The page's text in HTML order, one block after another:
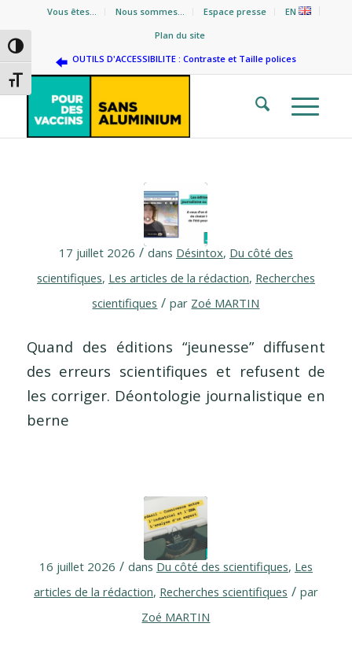
Passer en contraste élevé
Changer la taille de la police
Vous êtes… Nous sommes… Espace presse
EN
Plan du site
OUTILS D'ACCESSIBILITE : Contraste et Taille polices
17 juillet 2026 / dans Désintox, Du côté des
scientifiques, Les articles de la rédaction, Recherches
scientifiques / par Zoé MARTIN
Quand des éditions “jeunesse” diffusent
des erreurs scientifiques et refusent de
les corriger. Déontologie journalistique en
berne
16 juillet 2026 / dans Du côté des scientifiques, Les
articles de la rédaction, Recherches scientifiques / par
Zoé MARTIN